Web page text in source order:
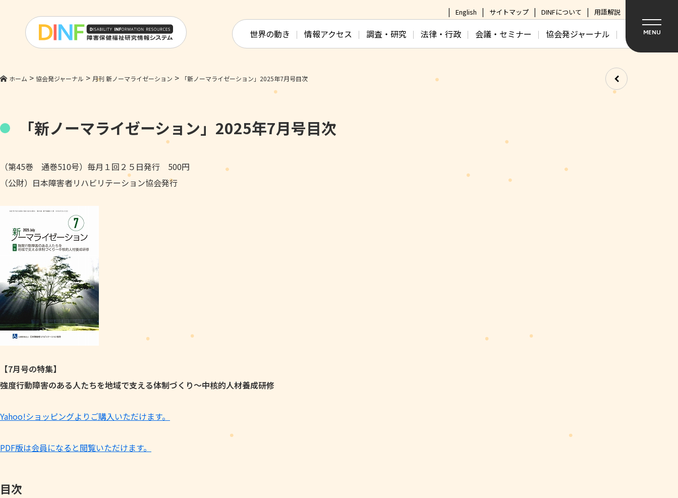
English サイトマップ DINFについて 用語解説
世界の動き 情報アクセス 調査・研究 法律・行政 会議・セミナー 協会発ジャーナル MENU
ホーム > 協会発ジャーナル > 月刊 新ノーマライゼーション > 「新ノーマライゼーション」2025年7月号目次
「新ノーマライゼーション」2025年7月号目次
（第45巻 通巻510号）毎月１回２５日発行 500円
（公財）日本障害者リハビリテーション協会発行
【7月号の特集】
強度行動障害のある人たちを地域で支える体制づくり～中核的人材養成研修
Yahoo!ショッピングよりご購入いただけます。
PDF版は会員になると閲覧いただけます。
目次